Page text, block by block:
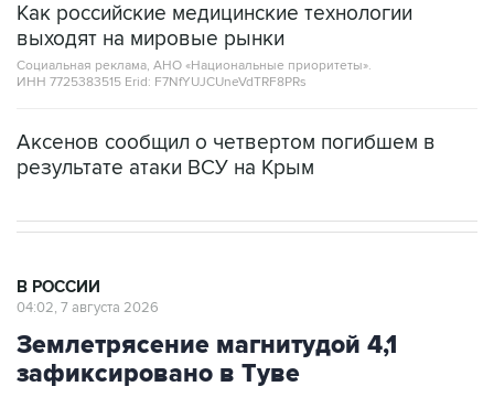
Как российские медицинские технологии
выходят на мировые рынки
Социальная реклама, АНО «Национальные приоритеты».
ИНН 7725383515 Erid: F7NfYUJCUneVdTRF8PRs
Аксенов сообщил о четвертом погибшем в
результате атаки ВСУ на Крым
В РОССИИ
04:02, 7 августа 2026
Землетрясение магнитудой 4,1
зафиксировано в Туве